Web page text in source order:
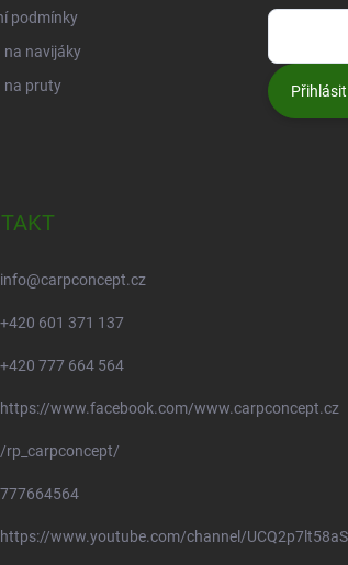
podmínky
na navijáky
na pruty
info@carpconcept.cz
+420 601 371 137
+420 777 664 564
https://www.facebook.com/www.carpconcept.cz
/rp_carpconcept/
777664564
https://www.youtube.com/channel/